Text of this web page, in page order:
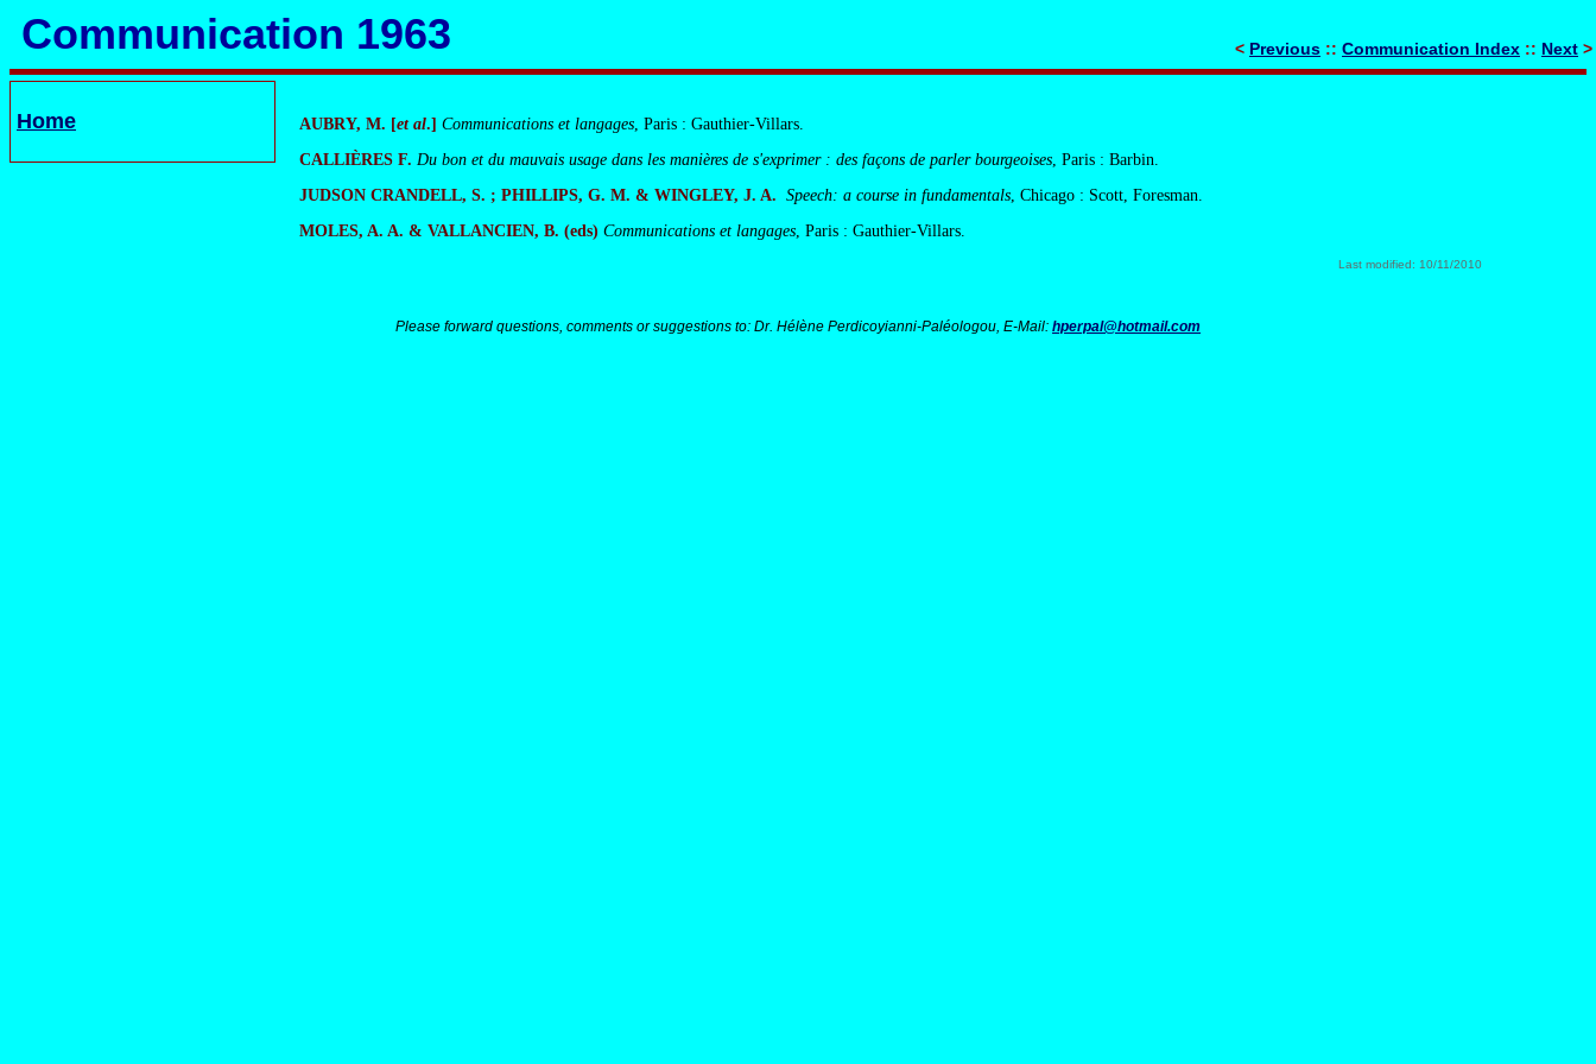
Communication 1963 < Previous :: Communication Index :: Next >
Home AUBRY, M. [et al.] Communications et langages, Paris : Gauthier-Villars.
CALLIÈRES F. Du bon et du mauvais usage dans les manières de s'exprimer : des façons de parler bourgeoises, Paris : Barbin.
JUDSON CRANDELL, S. ; PHILLIPS, G. M. & WINGLEY, J. A.Speech: a course in fundamentals, Chicago : Scott, Foresman.
MOLES, A. A. & VALLANCIEN, B. (eds) Communications et langages, Paris : Gauthier-Villars.
Last modified: 10/11/2010
Please forward questions, comments or suggestions to: Dr. Hélène Perdicoyianni-Paléologou, E-Mail: hperpal@hotmail.com